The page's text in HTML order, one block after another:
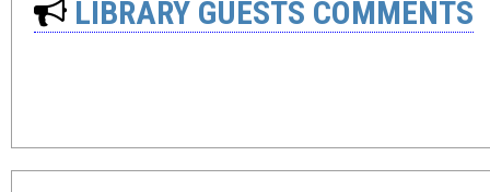
LIBRARY GUESTS COMMENTS